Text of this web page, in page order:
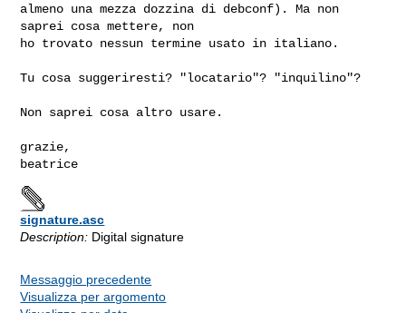
almeno una mezza dozzina di debconf). Ma non
saprei cosa mettere, non
ho trovato nessun termine usato in italiano.
Tu cosa suggeriresti? "locatario"? "inquilino"?
Non saprei cosa altro usare.
grazie,
beatrice
signature.asc
Description: Digital signature
Messaggio precedente
Visualizza per argomento